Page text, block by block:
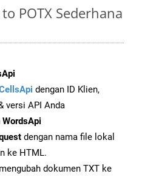
POTX Sederhana
dengan ID Klien,
versi API Anda
dengan nama file lokal
ke HTML.
dokumen TXT ke